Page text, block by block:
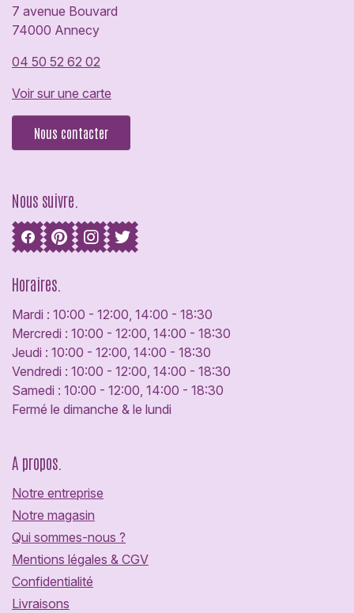
7 avenue Bouvard
74000 Annecy
04 50 52 62 02
Voir sur une carte
Nous contacter
Nous suivre.
Horaires.
Mardi : 10:00 - 12:00, 14:00 - 18:30
Mercredi : 10:00 - 12:00, 14:00 - 18:30
Jeudi : 10:00 - 12:00, 14:00 - 18:30
Vendredi : 10:00 - 12:00, 14:00 - 18:30
Samedi : 10:00 - 12:00, 14:00 - 18:30
Fermé le dimanche & le lundi
A propos.
Notre entreprise
Notre magasin
Qui sommes-nous ?
Mentions légales & CGV
Confidentialité
Livraisons